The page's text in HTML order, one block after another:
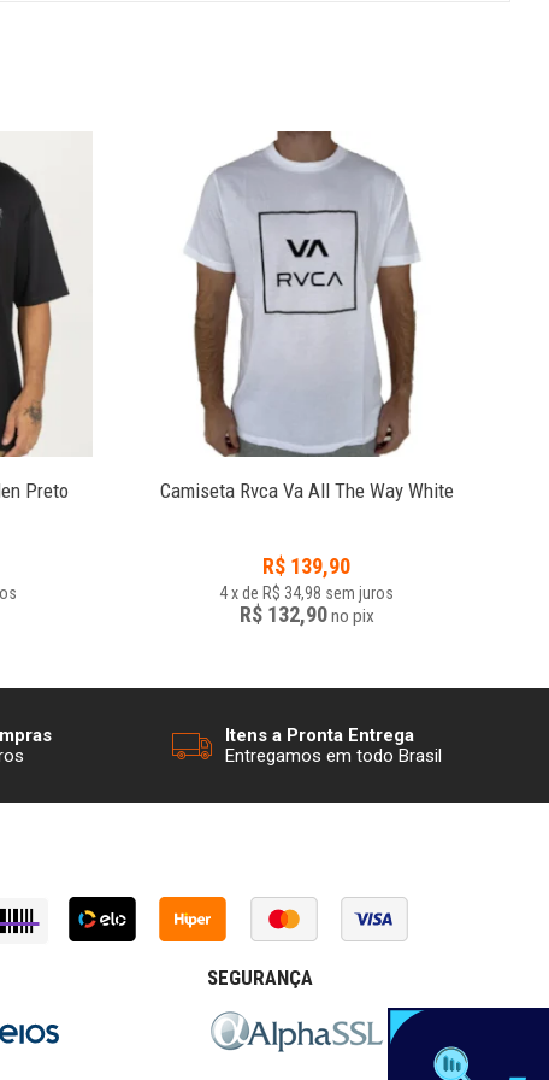
Preto Camiseta Rvca Va All The Way White
R$ 139,90
4xde R$ 34,98 sem juros
R$ 132,90no pix
Itens a Pronta Entrega
Entregamos em todo Brasil
SEGURANÇA